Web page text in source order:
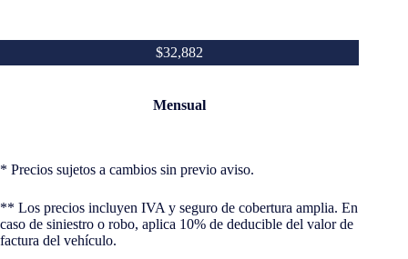
$32,882
Mensual
* Precios sujetos a cambios sin previo aviso.
** Los precios incluyen IVA y seguro de cobertura amplia. En
caso de siniestro o robo, aplica 10% de deducible del valor de
factura del vehículo.